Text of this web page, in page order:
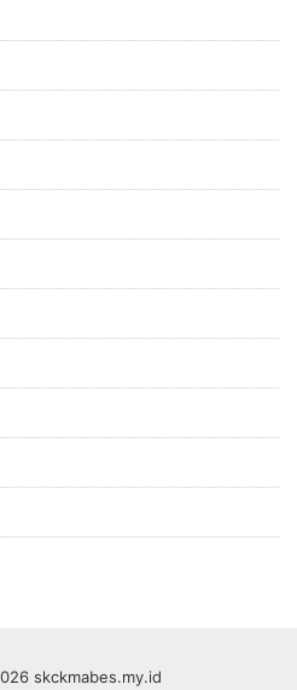
skckmabes.my.id